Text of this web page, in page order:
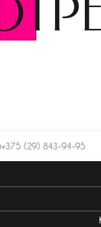
+375 (29) 843-94-95